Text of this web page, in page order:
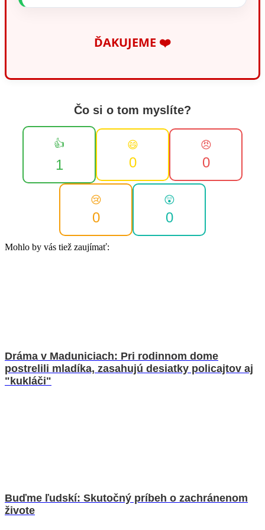
ĎAKUJEME ❤️
Čo si o tom myslíte?
👍
1
😄
0
😠
0
😢
0
😲
0
Mohlo by vás tiež zaujímať:
Dráma v Maduniciach: Pri rodinnom dome
postrelili mladíka, zasahujú desiatky policajtov aj
"kukláči"
Buďme ľudskí: Skutočný príbeh o zachránenom
živote